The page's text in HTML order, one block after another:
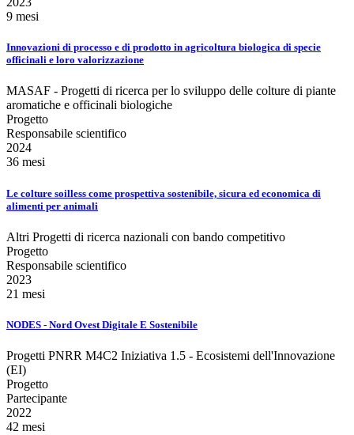
9 mesi
Innovazioni di processo e di prodotto in agricoltura biologica di specie
officinali e loro valorizzazione
MASAF - Progetti di ricerca per lo sviluppo delle colture di piante
aromatiche e officinali biologiche
Progetto
Responsabile scientifico
2024
36 mesi
Le colture soilless come prospettiva sostenibile, sicura ed economica di
alimenti per animali
Altri Progetti di ricerca nazionali con bando competitivo
Progetto
Responsabile scientifico
2023
21 mesi
NODES - Nord Ovest Digitale E Sostenibile
Progetti PNRR M4C2 Iniziativa 1.5 - Ecosistemi dell'Innovazione
(EI)
Progetto
Partecipante
2022
42 mesi